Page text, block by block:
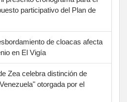
participativo del Plan de
de cloacas afecta
en El Vigía
Zea celebra distinción de
otorgada por el